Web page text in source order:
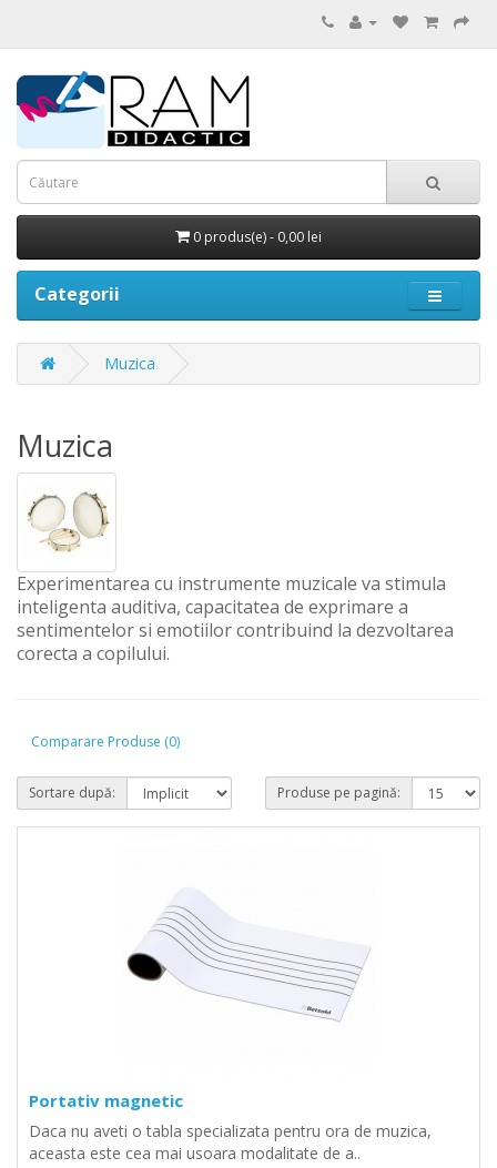
0 produs(e) - 0,00 lei
Categorii
Muzica
Muzica
Experimentarea cu instrumente muzicale va stimula
inteligenta auditiva, capacitatea de exprimare a
sentimentelor si emotiilor contribuind la dezvoltarea
corecta a copilului.
Comparare Produse (0)
Sortare după: Produse pe pagină:
Portativ magnetic
Daca nu aveti o tabla specializata pentru ora de muzica,
aceasta este cea mai usoara modalitate de a..